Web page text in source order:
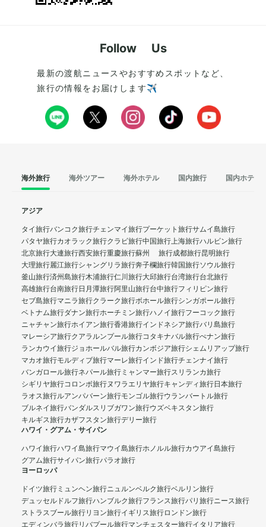
Follow Us
最新の渡航ニュースやおすすめスポットなど、
旅行の情報をお届けします✈️
海外旅行 海外ツアー 海外ホテル 国内旅行 国内ホテル
アジア
タイ旅行バンコク旅行チェンマイ旅行プーケット旅行サムイ島旅行
パタヤ旅行カオラック旅行クラビ旅行中国旅行上海旅行ハルビン旅行
北京旅行大連旅行西安旅行重慶旅行蘇州 旅行成都旅行昆明旅行
大理旅行麗江旅行シャングリラ旅行奔子欄旅行韓国旅行ソウル旅行
釜山旅行済州島旅行木浦旅行仁川旅行大邱旅行台湾旅行台北旅行
高雄旅行台南旅行日月潭旅行阿里山旅行台中旅行フィリピン旅行
セブ島旅行マニラ旅行クラーク旅行ボホール旅行シンガポール旅行
ベトナム旅行ダナン旅行ホーチミン旅行ハノイ旅行フーコック旅行
ニャチャン旅行ホイアン旅行香港旅行インドネシア旅行バリ島旅行
マレーシア旅行クアラルンプール旅行コタキナバル旅行ぺナン旅行
ランカウイ旅行ジョホールバル旅行カンボジア旅行シェムリアップ旅行
マカオ旅行モルディブ旅行マーレ旅行インド旅行チェンナイ旅行
バンガロール旅行ネパール旅行 ミャンマー旅行スリランカ旅行
シギリヤ旅行コロンボ旅行ヌワラエリヤ旅行キャンディ旅行日本旅行
ラオス旅行ルアンパバーン旅行モンゴル旅行ウランバートル旅行
ブルネイ旅行バンダルスリブガワン旅行ウズベキスタン旅行
キルギス旅行カザフスタン旅行デリー旅行
ハワイ・グアム・サイパン
ハワイ旅行ハワイ島旅行マウイ島旅行ホノルル旅行カウアイ島旅行
グアム旅行サイパン旅行パラオ旅行
ヨーロッパ
ドイツ旅行 ミュンヘン旅行ニュルンベルク旅行ベルリン旅行
デュッセルドルフ旅行ハンブルク旅行フランス旅行パリ旅行ニース旅行
ストラスブール旅行リヨン旅行イギリス旅行ロンドン旅行
エディンバラ旅行リバプール旅行マンチェスター旅行イタリア旅行